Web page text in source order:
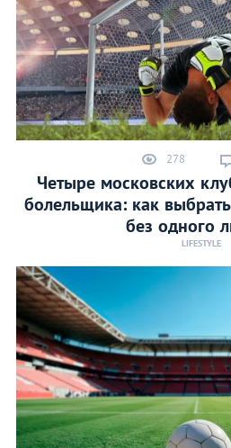
278
Четыре московских
болельщика: как
без одного
LIFESTYLE